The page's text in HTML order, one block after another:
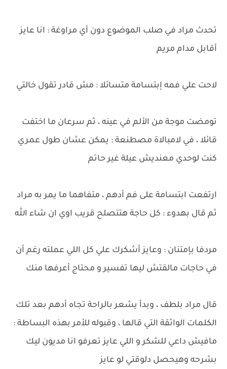
تحدث مراد في صلب الموضوع دون أي مراوغة : انا عايز
أقابل مدام مريم
لاحت علي فمه إبتسامة متسائلا : مش قادر تقول خالتي
تومضت موجة من الألم في عينه ، ثم سرعان ما اختفت
قائلا ، في لامبالاة مصطنعة : يمكن عشان طول عمري
كنت لوحدي معنديش عيلة غير حاتم
ارتفعت ابتسامة على فم أدهم ، متفاهما ما يمر به مراد
ثم قال بهدوء : كل حاجة هتتصلح قريب اوي ان شاء الله
مردفا بإمتنان : وعايز أشكرك علي كل اللي عملته رغم أن
في حاجات مالقتش ليها تفسير و محتاج أعرفها منك
قال مراد بلطف ، وبدأ يشعر بالراحة تجاه أدهم بعد تلك
الكلمات الواثقة التي قالها ، وقبوله للأمر بهذه البساطة :
مافيش داعي للشكر و اللي عايز تعرفو انا مديون ليك
بشرحه وهيحصل دلوقتي لو عايز